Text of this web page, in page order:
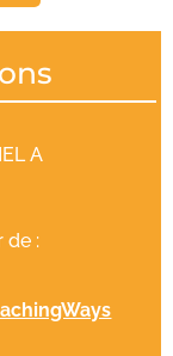
A
de :